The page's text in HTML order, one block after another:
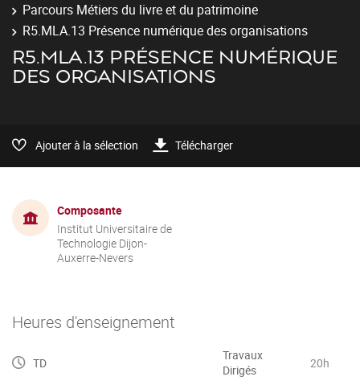
Parcours Métiers du livre et du patrimoine
R5.MLA.13 Présence numérique des organisations
R5.MLA.13 PRÉSENCE NUMÉRIQUE
DES ORGANISATIONS
Ajouter à la sélection Télécharger
Composante
Institut Universitaire de
Technologie Dijon-
Auxerre-Nevers
Heures d'enseignement
TD
Travaux
Dirigés
20h